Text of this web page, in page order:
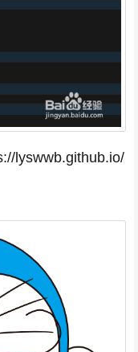
lyswwb.github.io/